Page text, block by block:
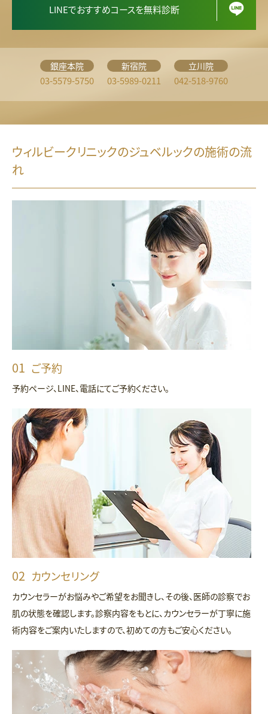
LINEでおすすめコースを無料診断
銀座本院
03-5579-5750
新宿院
03-5989-0211
立川院
042-518-9760
ウィルビークリニックのジュベルックの施術の流
れ
ご予約
予約ページ、LINE、電話にてご予約ください。
カウンセリング
カウンセラーがお悩みやご希望をお聞きし、その後、医師の診察でお
肌の状態を確認します。診察内容をもとに、カウンセラーが丁寧に施
術内容をご案内いたしますので、初めての方もご安心ください。